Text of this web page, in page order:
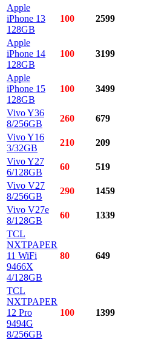
Apple
iPhone 13
128GB
100 2599
Apple
iPhone 14
128GB
100 3199
Apple
iPhone 15
128GB
100 3499
Vivo Y36
8/256GB
260 679
Vivo Y16
3/32GB
210 209
Vivo Y27
6/128GB
60 519
Vivo V27
8/256GB
290 1459
Vivo V27e
8/128GB
60 1339
TCL
NXTPAPER
11 WiFi
9466X
4/128GB
80 649
TCL
NXTPAPER
12 Pro
9494G
8/256GB
100 1399